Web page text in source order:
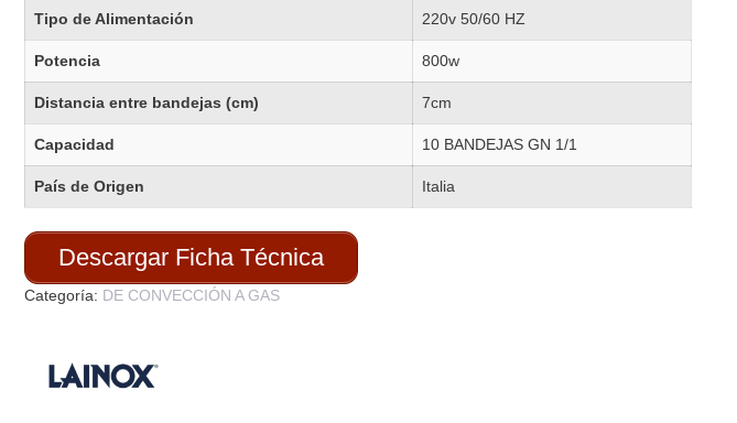
Tipo de Alimentación 220v 50/60 HZ
Potencia 800w
Distancia entre bandejas (cm) 7cm
Capacidad 10 BANDEJAS GN 1/1
País de Origen Italia
Descargar Ficha Técnica
Categoría: DE CONVECCIÓN A GAS